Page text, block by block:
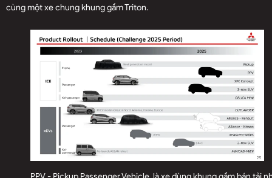
cùng một xe chung khung gầm Triton.